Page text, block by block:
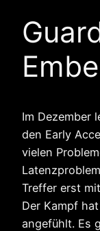
Im Dezember
den Early
vielen
Treffer erst
Der Kampf
angefühlt. Es